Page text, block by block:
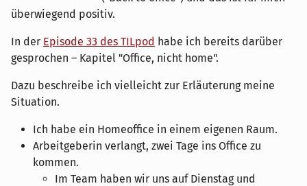
überwiegend positiv.
In der Episode 33 des TILpod habe ich bereits darüber
gesprochen – Kapitel "Office, nicht home".
Dazu beschreibe ich vielleicht zur Erläuterung meine
Situation.
Ich habe ein Homeoffice in einem eigenen Raum.
Arbeitgeberin verlangt, zwei Tage ins Office zu
kommen.
Im Team haben wir uns auf Dienstag und